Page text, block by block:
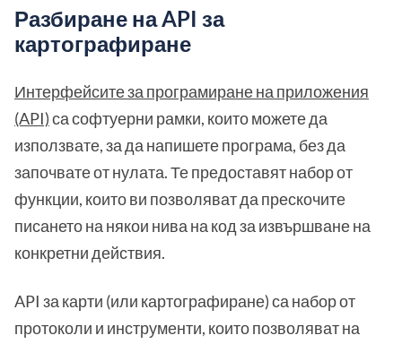
Разбиране на API за
картографиране
Интерфейсите за програмиране на приложения
(API)са софтуерни рамки, които можете да
използвате, за да напишете програма, без да
започвате от нулата. Те предоставят набор от
функции, които ви позволяват да прескочите
писането на някои нива на код за извършване на
конкретни действия.
API за карти (или картографиране) са набор от
протоколи и инструменти, които позволяват на